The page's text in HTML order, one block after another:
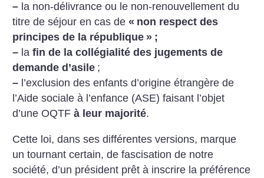
– la non-délivrance ou le non-renouvellement du
titre de séjour en cas de« non respect des
principes de la république » ;
– lafin de la collégialité des jugements de
demande d’asile ;
– l’exclusion des enfants d’origine étrangère de
l’Aide sociale à l’enfance (ASE) faisant l’objet
d’une OQTF à leur majorité.
Cette loi, dans ses différentes versions, marque
un tournant certain, de fascisation de notre
société, d’un président prêt à inscrire la préférence